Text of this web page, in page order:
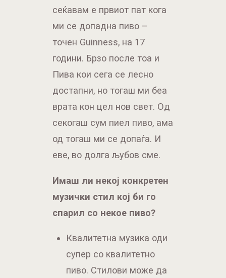
Пива кои сега се лесно
достапни, но тогаш ми беа
врата кон цел нов свет. Од
секогаш сум пиел пиво, ама
од тогаш ми се допаѓа. И
еве, во долга љубов сме.
спарил со некое пиво?
погодени.